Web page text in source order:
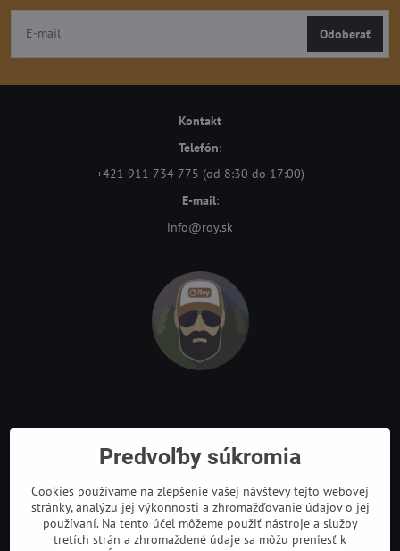
Odoberať
Kontakt
Telefón:
+421 911 734 775 (od 8:30 do 17:00)
E-mail:
info@roy.sk
Predvoľby súkromia
Cookies používame na zlepšenie vašej návštevy tejto webovej
stránky, analýzu jej výkonnosti a zhromažďovanie údajov o jej
používaní. Na tento účel môžeme použiť nástroje a služby
tretích strán a zhromaždené údaje sa môžu preniesť k